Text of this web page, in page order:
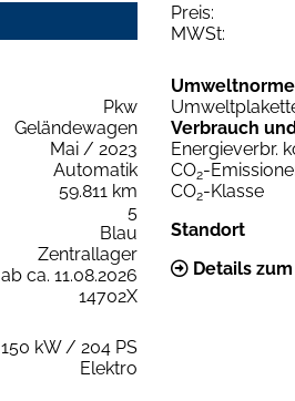
Preis:
MWSt:
Pkw
Geländewagen
Mai / 2023
Automatik
59.811 km
5
Blau
Zentrallager
ab ca. 11.08.2026
14702X
150 kW / 204 PS
Elektro
Verbrauch
Energieverbr.
CO2-
CO2-Klasse
Standort
Details